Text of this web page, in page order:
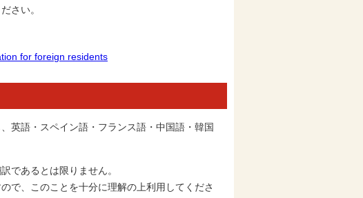
さい。
for foreign residents
英語・スペイン語・フランス語・中国語・韓国
であるとは限りません。
で、このことを十分に理解の上利用してくださ